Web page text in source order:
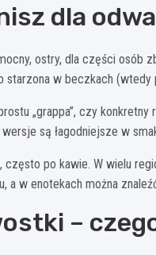
dla
ostry, dla części osób
starzona w beczkach
„grappa”, czy konkretny
są łagodniejsze w
po kawie. W wielu
w enotekach można
–